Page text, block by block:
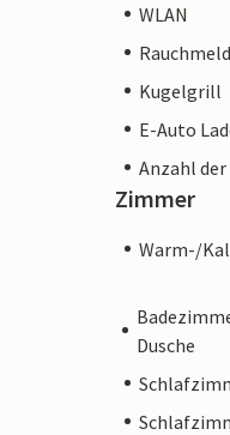
WLAN
Kugelgrill
E-Auto
Anzahl
Zimmer
Warm-/
Dusche